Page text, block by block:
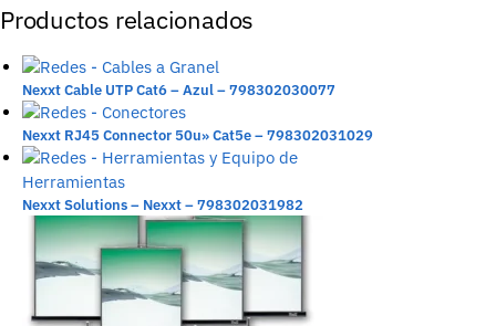
Productos relacionados
Nexxt Cable UTP Cat6 – Azul – 798302030077
Nexxt RJ45 Connector 50u» Cat5e – 798302031029
Nexxt Solutions – Nexxt – 798302031982